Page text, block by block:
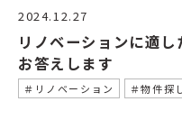
2024.12.27
リノベーションに適
お答えします
＃リノベーション ＃物件探